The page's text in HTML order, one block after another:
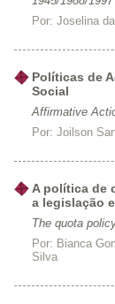
Por: Joselina
Políticas de
Social
Affirmative
Por: Joilson
A política de
a legislação
The quota
Por: Bianca
Silva